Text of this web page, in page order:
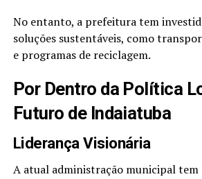
No entanto, a prefeitura tem
soluções sustentáveis, como
e programas de reciclagem.
Por Dentro da Política
Futuro de Indaiatuba
Liderança Visionária
A atual administração municipal